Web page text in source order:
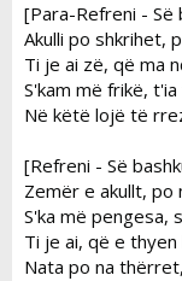
[Para-Refreni - Së
Akulli po shkrihet,
Ti je ai zë, që ma
S'kam më frikë,
Në këtë lojë të
[Refreni - Së
Zemër e akullt, po
S'ka më pengesa,
Ti je ai, që e
Nata po na